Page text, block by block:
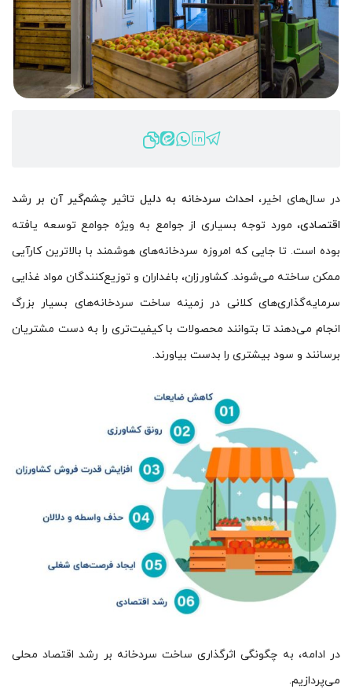
در سال‌های اخیر، احداث سردخانه به دلیل تاثیر چشم‌گیر آن بر رشد
اقتصادی، مورد توجه بسیاری از جوامع به ویژه جوامع توسعه یافته
بوده است. تا جایی که امروزه سردخانه‌های هوشمند با بالاترین کارآیی
ممکن ساخته می‌شوند. کشاورزان، باغداران و توزیع‌کنندگان مواد غذایی
سرمایه‌گذاری‌های کلانی در زمینه ساخت سردخانه‌های بسیار بزرگ
انجام می‌دهند تا بتوانند محصولات با کیفیت‌تری را به دست مشتریان
برسانند و سود بیشتری را بدست بیاورند.
در ادامه، به چگونگی اثرگذاری ساخت سردخانه بر رشد اقتصاد محلی
می‌پردازیم.